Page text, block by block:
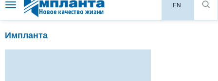
Toggle
navigation
EN
Импланта